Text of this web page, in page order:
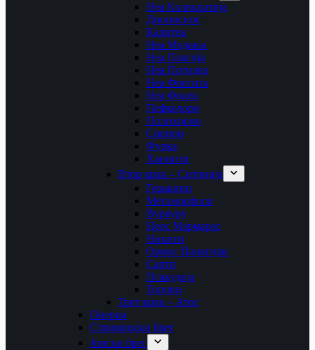
Неа Каликратија
Дионисиос
Калитеа
Неа Модања
Неа Плагија
Неа Потидеа
Неа Флогита
Неа Фокеа
Пефкохори
Полихроно
Сивири
Фурка
Ханиоти
Втор крак – Ситонија
Геракини
Метаморфоси
Вурвуру
Неос Мармарас
Никити
Ормос Панагијас
Сарти
Псакудија
Торони
Трет крак – Атос
Пиериа
Стримонски брег
Јонски брег